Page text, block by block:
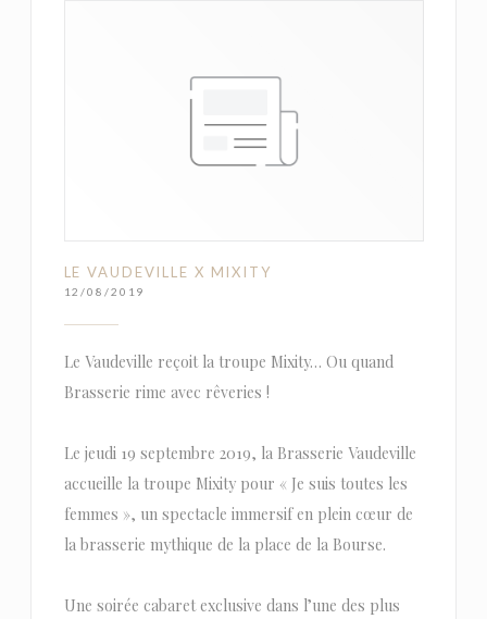
LE VAUDEVILLE X MIXITY
12/08/2019
Le Vaudeville reçoit la troupe Mixity… Ou quand
Brasserie rime avec rêveries !
Le jeudi 19 septembre 2019, la Brasserie Vaudeville
accueille la troupe Mixity pour « Je suis toutes les
femmes », un spectacle immersif en plein cœur de
la brasserie mythique de la place de la Bourse.
Une soirée cabaret exclusive dans l’une des plus